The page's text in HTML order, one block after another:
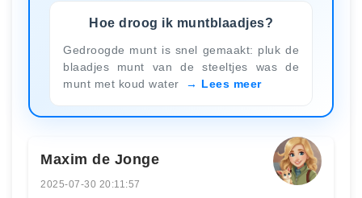
Hoe droog ik muntblaadjes?
Gedroogde munt is snel gemaakt: pluk de
blaadjes munt van de steeltjes was de
munt met koud water
Lees meer
Maxim de Jonge
2025-07-30 20:11:57